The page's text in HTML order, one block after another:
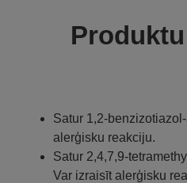
Satur 1,2-
alerģisku reakciju.
Satur 2,4,7,9-
Var izraisīt alerģisku